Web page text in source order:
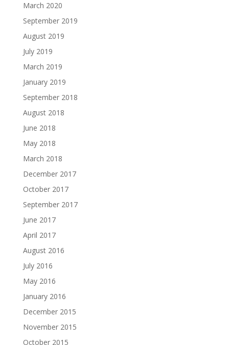
March 2020
September 2019
August 2019
July 2019
March 2019
January 2019
September 2018
August 2018
June 2018
May 2018
March 2018
December 2017
October 2017
September 2017
June 2017
April 2017
August 2016
July 2016
May 2016
January 2016
December 2015
November 2015
October 2015